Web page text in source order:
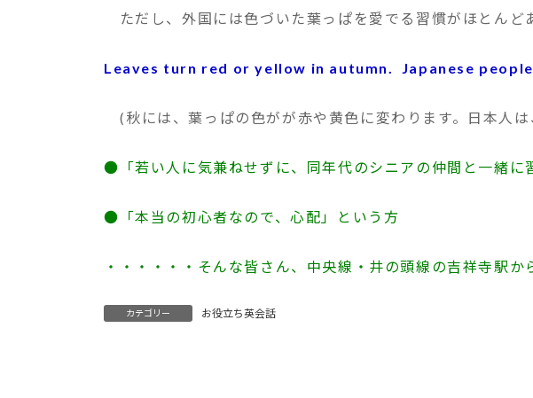
ただし、外国には色づいた葉っぱを愛でる習慣がほとんど
Leaves turn red or yellow in autumn. Japanese
(秋には、葉っぱの色がが赤や黄色に変わります。日本人
●「若い人に気兼ねせずに、同年代のシニアの仲間と一緒に
●「本当の初心者なので、心配」という方
・・・・・・そんな皆さん、中央線・井の頭線の吉祥寺駅
カテゴリー お役立ち英会話